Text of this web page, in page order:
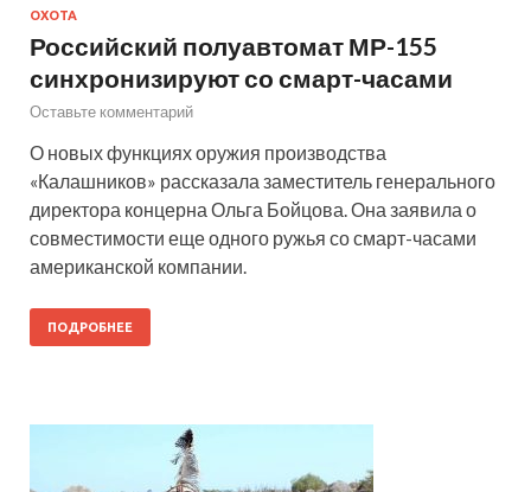
ОХОТА
Российский полуавтомат МР-155
синхронизируют со смарт-часами
Оставьте комментарий
О новых функциях оружия производства
«Калашников» рассказала заместитель генерального
директора концерна Ольга Бойцова. Она заявила о
совместимости еще одного ружья со смарт-часами
американской компании.
ПОДРОБНЕЕ